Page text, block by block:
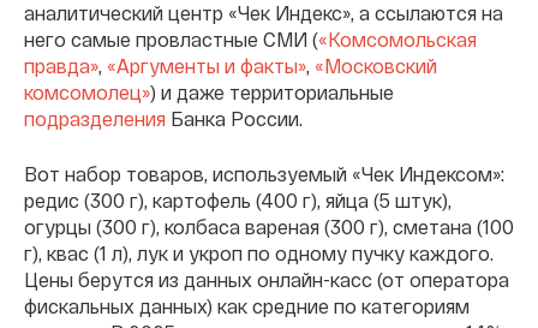
аналитический центр «Чек Индекс», а ссылаются на
него самые провластные СМИ («Комсомольская
правда», «Аргументы и факты», «Московский
комсомолец») и даже территориальные
подразделения Банка России.
Вот набор товаров, используемый «Чек Индексом»:
редис (300 г), картофель (400 г), яйца (5 штук),
огурцы (300 г), колбаса вареная (300 г), сметана (100
г), квас (1 л), лук и укроп по одному пучку каждого.
Цены берутся из данных онлайн-касс (от оператора
фискальных данных) как средние по категориям